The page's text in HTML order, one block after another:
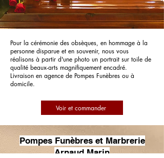
Pour la cérémonie des obsèques, en hommage à la
personne disparue et en souvenir, nous vous
réalisons à partir d'une photo un portrait sur toile de
qualité beaux-arts magnifiquement encadré.
Livraison en agence de Pompes Funèbres ou à
domicile.
Voir et commander
Pompes Funèbres et Marbrerie
Arnaud Marin